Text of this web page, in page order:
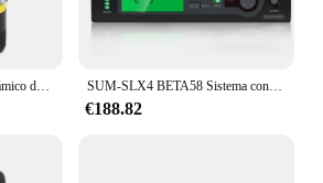
Cápsulas de micrófono dinámico de 5 piezas, núcleo de repuesto para micrófono con cable, BETA58 UC SLX 2 SLX4 SUM-SLX4 BETA58 Sistema con micrófono UHF inalámbrico profesional para micrófono SLX24
€188.82